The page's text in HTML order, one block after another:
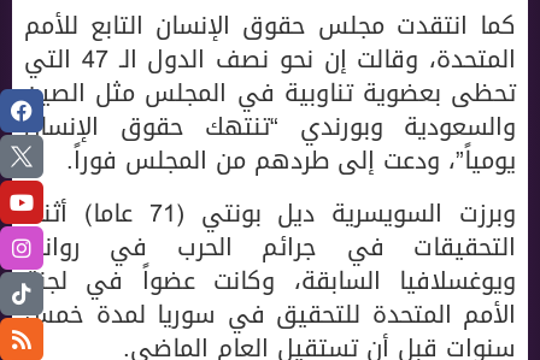
كما انتقدت مجلس حقوق الإنسان التابع للأمم
المتحدة، وقالت إن نحو نصف الدول الـ 47 التي
تحظى بعضوية تناوبية في المجلس مثل الصين
والسعودية وبورندي “تنتهك حقوق الإنسان
يومياً”، ودعت إلى طردهم من المجلس فوراً.
وبرزت السويسرية ديل بونتي (71 عاما) أثناء
التحقيقات في جرائم الحرب في رواندا
ويوغسلافيا السابقة، وكانت عضواً في لجنة
الأمم المتحدة للتحقيق في سوريا لمدة خمس
سنوات قبل أن تستقيل العام الماضي.